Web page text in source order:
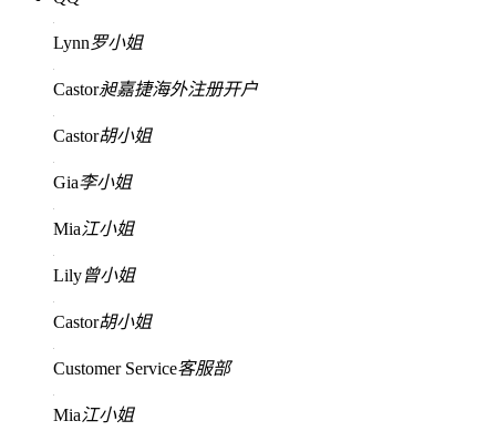
Lynn罗小姐
Castor昶嘉捷海外注册开户
Castor胡小姐
Gia李小姐
Mia江小姐
Lily曾小姐
Castor胡小姐
Customer Service客服部
Mia江小姐